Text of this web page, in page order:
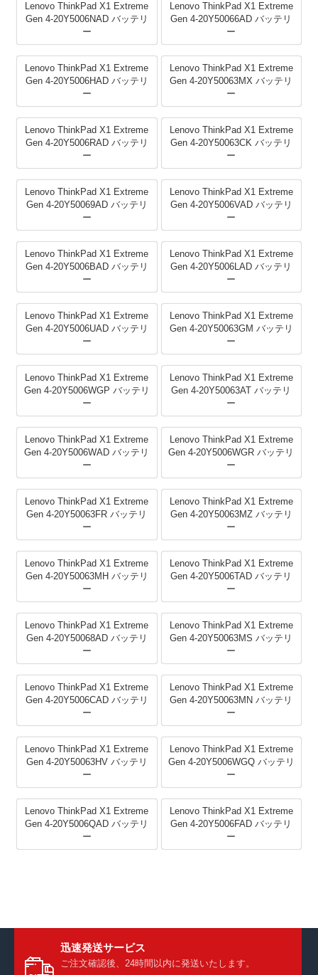
Lenovo ThinkPad X1 Extreme
Gen 4-20Y5006NAD バッテリ
ー
Lenovo ThinkPad X1 Extreme
Gen 4-20Y50066AD バッテリ
ー
Lenovo ThinkPad X1 Extreme
Gen 4-20Y5006HAD バッテリ
ー
Lenovo ThinkPad X1 Extreme
Gen 4-20Y50063MX バッテリ
ー
Lenovo ThinkPad X1 Extreme
Gen 4-20Y5006RAD バッテリ
ー
Lenovo ThinkPad X1 Extreme
Gen 4-20Y50063CK バッテリ
ー
Lenovo ThinkPad X1 Extreme
Gen 4-20Y50069AD バッテリ
ー
Lenovo ThinkPad X1 Extreme
Gen 4-20Y5006VAD バッテリ
ー
Lenovo ThinkPad X1 Extreme
Gen 4-20Y5006BAD バッテリ
ー
Lenovo ThinkPad X1 Extreme
Gen 4-20Y5006LAD バッテリ
ー
Lenovo ThinkPad X1 Extreme
Gen 4-20Y5006UAD バッテリ
ー
Lenovo ThinkPad X1 Extreme
Gen 4-20Y50063GM バッテリ
ー
Lenovo ThinkPad X1 Extreme
Gen 4-20Y5006WGP バッテリ
ー
Lenovo ThinkPad X1 Extreme
Gen 4-20Y50063AT バッテリ
ー
Lenovo ThinkPad X1 Extreme
Gen 4-20Y5006WAD バッテリ
ー
Lenovo ThinkPad X1 Extreme
Gen 4-20Y5006WGR バッテリ
ー
Lenovo ThinkPad X1 Extreme
Gen 4-20Y50063FR バッテリ
ー
Lenovo ThinkPad X1 Extreme
Gen 4-20Y50063MZ バッテリ
ー
Lenovo ThinkPad X1 Extreme
Gen 4-20Y50063MH バッテリ
ー
Lenovo ThinkPad X1 Extreme
Gen 4-20Y5006TAD バッテリ
ー
Lenovo ThinkPad X1 Extreme
Gen 4-20Y50068AD バッテリ
ー
Lenovo ThinkPad X1 Extreme
Gen 4-20Y50063MS バッテリ
ー
Lenovo ThinkPad X1 Extreme
Gen 4-20Y5006CAD バッテリ
ー
Lenovo ThinkPad X1 Extreme
Gen 4-20Y50063MN バッテリ
ー
Lenovo ThinkPad X1 Extreme
Gen 4-20Y50063HV バッテリ
ー
Lenovo ThinkPad X1 Extreme
Gen 4-20Y5006WGQ バッテリ
ー
Lenovo ThinkPad X1 Extreme
Gen 4-20Y5006QAD バッテリ
ー
Lenovo ThinkPad X1 Extreme
Gen 4-20Y5006FAD バッテリ
ー
迅速発送サービス
ご注文確認後、24時間以内に発送いたします。